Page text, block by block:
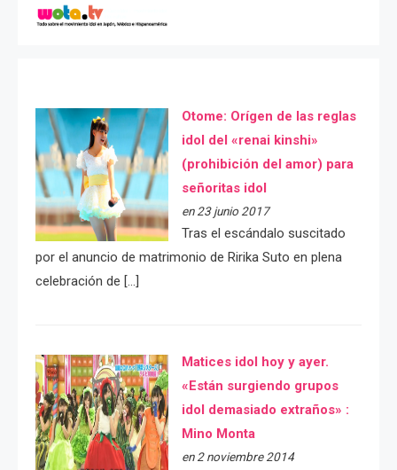
Otome: Orígen de las reglas
idol del «renai kinshi»
(prohibición del amor) para
señoritas idol
en 23 junio 2017
Tras el escándalo suscitado
por el anuncio de matrimonio de Ririka Suto en plena
celebración de […]
Matices idol hoy y ayer.
«Están surgiendo grupos
idol demasiado extraños» :
Mino Monta
en 2 noviembre 2014